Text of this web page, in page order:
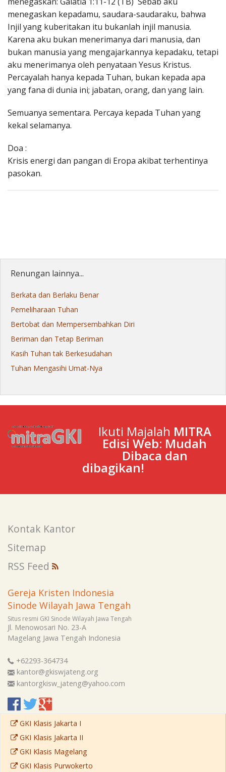
menegaskan kepadamu, saudara-saudaraku, bahwa
Injil yang kuberitakan itu bukanlah injil manusia.
Karena aku bukan menerimanya dari manusia, dan
bukan manusia yang mengajarkannya kepadaku, tetapi
aku menerimanya oleh penyataan Yesus Kristus.
Percayalah hanya kepada Tuhan, bukan kepada apa
yang fana di dunia ini; jabatan, orang, dan yang lain.
Semuanya sementara. Percaya kepada Tuhan yang
kekal selamanya.
Doa :
Krisis energi dan pangan di Eropa akibat terhentinya
pasokan.
Renungan lainnya...
Berkata dan Berlaku Benar
Pemeliharaan Tuhan
Bertobat dan Mempersembahkan Diri
Beriman dan Tetap Beriman
Kasih Tuhan tak Berkesudahan
Tuhan Mengasihi Umat-Nya
Ikuti Majalah MITRA
Edisi Web: Mudah
Dibaca dan
dibagikan!
Kontak Kantor
Sitemap
RSS Feed
Gereja Kristen Indonesia
Sinode Wilayah Jawa Tengah
Situs resmi GKI Sinode Wilayah Jawa Tengah
Jl. Menowosari No. 23-A
Magelang Jawa Tengah Indonesia
+62293-364734
kantor@gkiswjateng.org
kantorgkisw_jateng@yahoo.com
GKI Klasis Jakarta I
GKI Klasis Jakarta II
GKI Klasis Magelang
GKI Klasis Purwokerto